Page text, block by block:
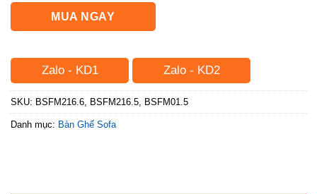
MUA NGAY
Zalo - KD1 Zalo - KD2
SKU: BSFM216.6, BSFM216.5, BSFM01.5
Danh mục: Bàn Ghế Sofa